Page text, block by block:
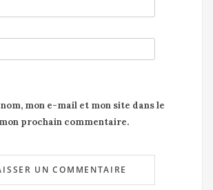
mon e-mail et mon site dans le
prochain commentaire.